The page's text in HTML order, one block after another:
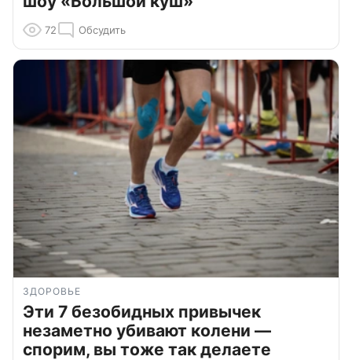
72 Обсудить
ЗДОРОВЬЕ
Эти 7 безобидных привычек
незаметно убивают колени —
спорим, вы тоже так делаете